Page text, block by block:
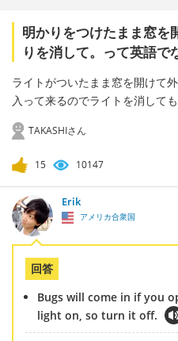
明かりをつけたまま窓を
りを消して。って英語で
ライトがついたまま窓を開けて
入って来るのでライトを消しても
TAKASHIさん
15 10147
Erik
アメリカ合衆国
回答
Bugs will come in if you
light on, so turn it off.